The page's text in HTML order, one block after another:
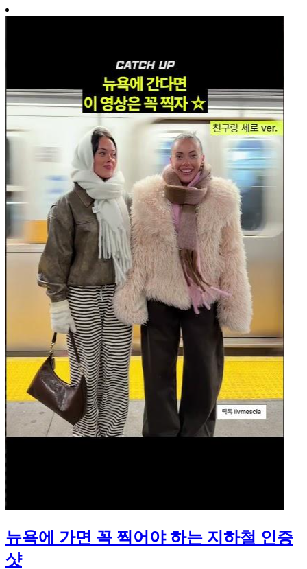
뉴욕에 가면 꼭 찍어야 하는 지하철 인증
샷